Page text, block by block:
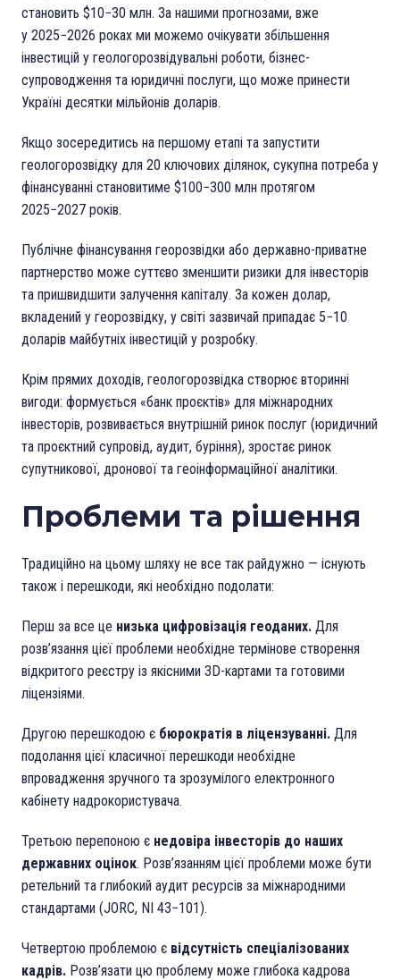
становить $10−30 млн. За нашими прогнозами, вже
у 2025−2026 роках ми можемо очікувати збільшення
інвестицій у геологорозвідувальні роботи, бізнес-
супроводження та юридичні послуги, що може принести
Україні десятки мільйонів доларів.
Якщо зосередитись на першому етапі та запустити
геологорозвідку для 20 ключових ділянок, сукупна потреба у
фінансуванні становитиме $100−300 млн протягом
2025−2027 років.
Публічне фінансування георозвідки або державно-приватне
партнерство може суттєво зменшити ризики для інвесторів
та пришвидшити залучення капіталу. За кожен долар,
вкладений у георозвідку, у світі зазвичай припадає 5−10
доларів майбутніх інвестицій у розробку.
Крім прямих доходів, геологорозвідка створює вторинні
вигоди: формується «банк проєктів» для міжнародних
інвесторів, розвивається внутрішній ринок послуг (юридичний
та проєктний супровід, аудит, буріння), зростає ринок
супутникової, дронової та геоінформаційної аналітики.
Проблеми та рішення
Традиційно на цьому шляху не все так райдужно — існують
також і перешкоди, які необхідно подолати:
Перш за все це низька цифровізація геоданих. Для
розв’язання цієї проблеми необхідне термінове створення
відкритого реєстру із якісними 3D-картами та готовими
ліцензіями.
Другою перешкодою є бюрократія в ліцензуванні. Для
подолання цієї класичної перешкоди необхідне
впровадження зручного та зрозумілого електронного
кабінету надрокористувача.
Третьою перепоною є недовіра інвесторів до наших
державних оцінок. Розв’язанням цієї проблеми може бути
ретельний та глибокий аудит ресурсів за міжнародними
стандартами (JORC, NI 43−101).
Четвертою проблемою є відсутність спеціалізованих
кадрів. Розв’язати цю проблему може глибока кадрова